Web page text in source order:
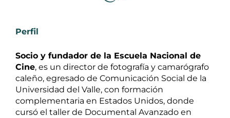
Perfil
Socio y fundador de la Escuela Nacional de
Cine, es un director de fotografía y camarógrafo
caleño, egresado de Comunicación Social de la
Universidad del Valle, con formación
complementaria en Estados Unidos, donde
cursó el taller de Documental Avanzado en